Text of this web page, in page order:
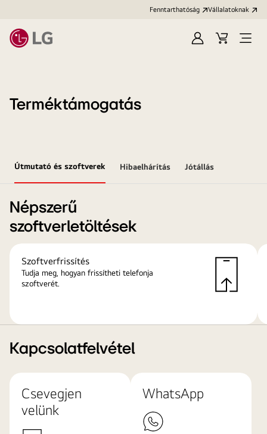
Fenntarthatóság Vállalatoknak
Bejelentkezés
KosárMenü
Terméktámogatás
Útmutató és szoftverek Hibaelhárítás Jótállás
Népszerű
szoftverletöltések
Szoftverfrissítés
Tudja meg, hogyan frissítheti telefonja
szoftverét.
Kapcsolatfelvétel
Csevegjen
velünk
WhatsApp